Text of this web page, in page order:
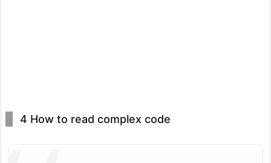
4 How to read complex code